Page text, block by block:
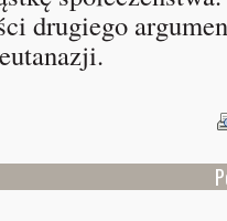
drugiego